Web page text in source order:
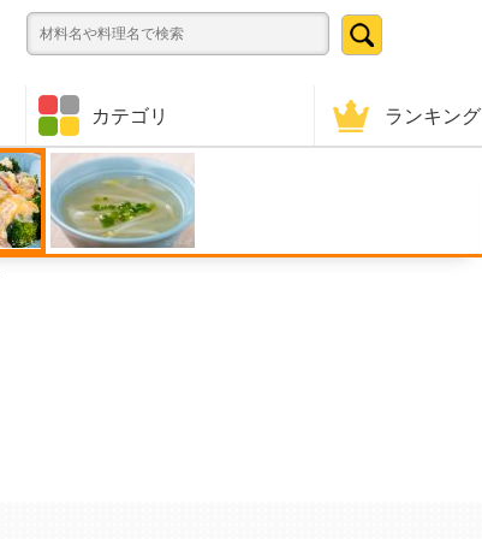
カテゴリ ランキング